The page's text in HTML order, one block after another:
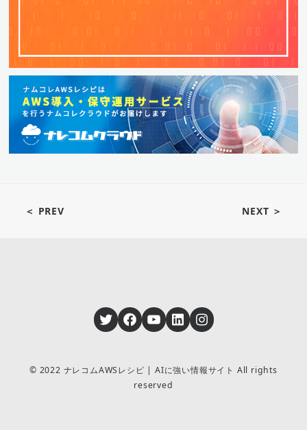
＜ PREV NEXT ＞
Twitter Facebook YouTube LinkedIn Instagram
© 2022 ナレコムAWSレシピ | AIに強い情報サイト All rights
reserved